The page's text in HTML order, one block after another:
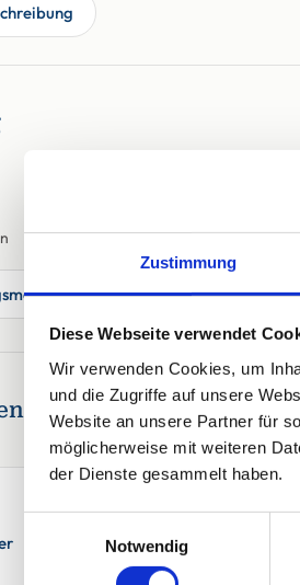
Zustimmung
Diese Webseite verwendet
Wir verwenden Cookies, um
und die Zugriffe auf unsere
Website an unsere Partner für
möglicherweise mit weiteren
der Dienste gesammelt haben.
Notwendig
anzeigen
2. Schlafzimmer
Einzelbett